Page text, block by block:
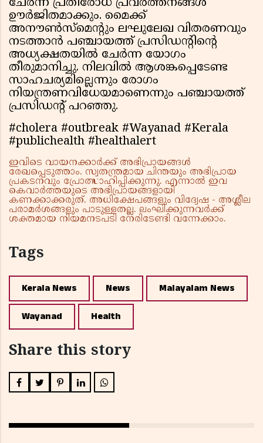
ചേര്‍ന്ന് പ്രതിരോധ പ്രവര്‍ത്തനങ്ങള്‍
ഊര്‍ജിതമാക്കും. മൈക്ക്
അനൗണ്‍സ്മെന്റും ലഘുലേഖ വിതരണവും
നടത്താന്‍ പഞ്ചായത്ത് പ്രസിഡന്റിന്റെ
അധ്യക്ഷതയില്‍ ചേര്‍ന്ന യോഗം
തീരുമാനിച്ചു. നിലവില്‍ ആശങ്കപ്പെടേണ്ട
സാഹചര്യമില്ലെന്നും രോഗം
നിയന്ത്രണവിധേയമാണെന്നും പഞ്ചായത്ത്
പ്രസിഡന്റ് പറഞ്ഞു.
#cholera #outbreak #Wayanad #Kerala
#publichealth #healthalert
ഇവിടെ വായനക്കാർക്ക് അഭിപ്രായങ്ങൾ
രേഖപ്പെടുത്താം. സ്വതന്ത്രമായ ചിന്തയും അഭിപ്രായ
പ്രകടനവും പ്രോത്സാഹിപ്പിക്കുന്നു. എന്നാൽ ഇവ
കെവാർത്തയുടെ അഭിപ്രായങ്ങളായി
കണക്കാക്കരുത്. അധിക്ഷേപങ്ങളും വിദ്വേഷ - അശ്ലീല
പരാമർശങ്ങളും പാടുള്ളതല്ല. ലംഘിക്കുന്നവർക്ക്
ശക്തമായ നിയമനടപടി നേരിടേണ്ടി വന്നേക്കാം.
Tags
Kerala News News Malayalam News
Wayanad Health
Share this story